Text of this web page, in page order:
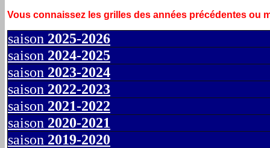
Vous connaissez les grilles des années précédentes ou
saison 2025-2026
saison 2024-2025
saison 2023-2024
saison 2022-2023
saison 2021-2022
saison 2020-2021
saison 2019-2020